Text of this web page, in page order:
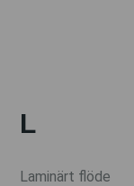
L
Laminärt flöde